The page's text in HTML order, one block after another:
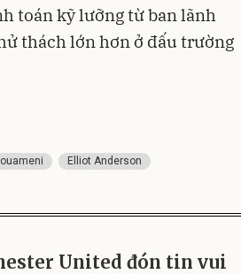
toán kỹ lưỡng từ ban lãnh
thách lớn hơn ở đấu trường
Elliot Anderson
United đón tin vui